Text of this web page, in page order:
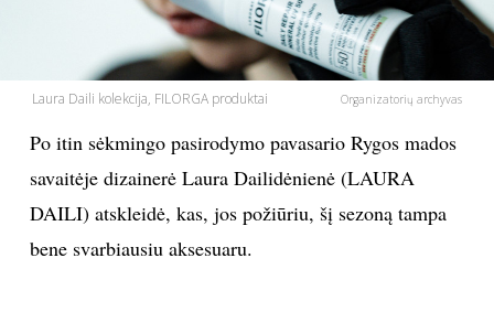
POLITIKA
KULTŪRA
LAISVALAIKIS
Laura Daili kolekcija, FILORGA produktai Organizatorių archyvas
Po itin sėkmingo pasirodymo pavasario Rygos mados
savaitėje dizainerė Laura Dailidėnienė (LAURA
DAILI) atskleidė, kas, jos požiūriu, šį sezoną tampa
bene svarbiausiu aksesuaru.